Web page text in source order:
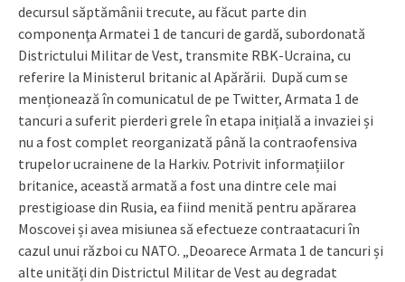
decursul săptămânii trecute, au făcut parte din
componenţa Armatei 1 de tancuri de gardă, subordonată
Districtului Militar de Vest, transmite RBK-Ucraina, cu
referire la Ministerul britanic al Apărării. După cum se
menționează în comunicatul de pe Twitter, Armata 1 de
tancuri a suferit pierderi grele în etapa inițială a invaziei și
nu a fost complet reorganizată până la contraofensiva
trupelor ucrainene de la Harkiv. Potrivit informațiilor
britanice, această armată a fost una dintre cele mai
prestigioase din Rusia, ea fiind menită pentru apărarea
Moscovei și avea misiunea să efectueze contraatacuri în
cazul unui război cu NATO. „Deoarece Armata 1 de tancuri și
alte unități din Districtul Militar de Vest au degradat